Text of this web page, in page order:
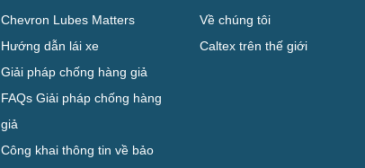
Chevron Lubes Matters
Hướng dẫn lái xe
Giải pháp chống hàng giả
FAQs Giải pháp chống hàng
giả
Công khai thông tin về bảo
Về chúng tôi
Caltex trên thế giới